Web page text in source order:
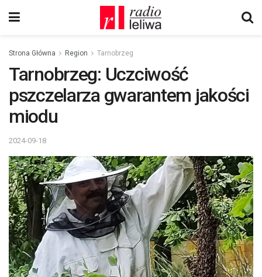
Strona Główna Region Tarnobrzeg
Tarnobrzeg: Uczciwość
pszczelarza gwarantem jakości
miodu
2024-09-18